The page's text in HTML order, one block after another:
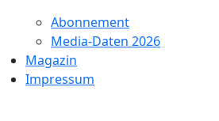
Abonnement
Media-Daten 2026
Magazin
Impressum